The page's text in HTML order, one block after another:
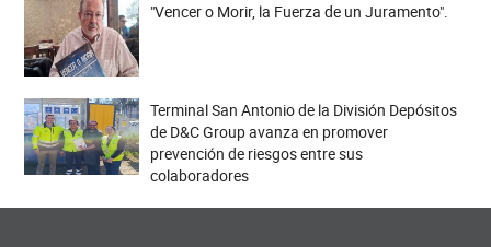
"Vencer o Morir, la Fuerza de un Juramento".
Terminal San Antonio de la División Depósitos
de D&C Group avanza en promover
prevención de riesgos entre sus
colaboradores